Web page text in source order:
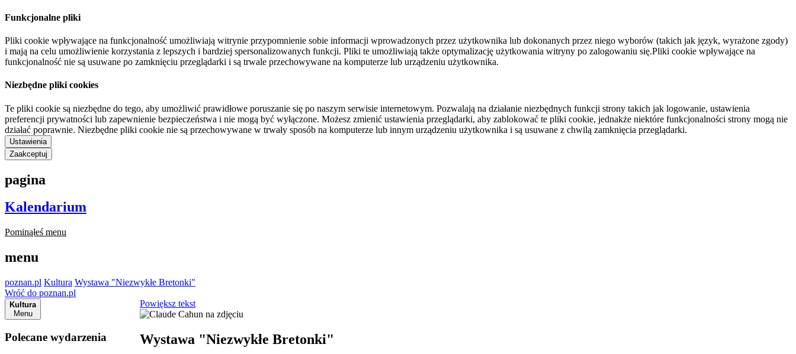
Funkcjonalne pliki
Pliki cookie wpływające na funkcjonalność umożliwiają witrynie przypomnienie sobie informacji wprowadzonych przez użytkownika lub dokonanych przez niego wyborów (takich jak język, wyrażone zgody)
i mają na celu umożliwienie korzystania z lepszych i bardziej spersonalizowanych funkcji. Pliki te umożliwiają także optymalizację użytkowania witryny po zalogowaniu się.Pliki cookie wpływające na
funkcjonalność nie są usuwane po zamknięciu przeglądarki i są trwale przechowywane na komputerze lub urządzeniu użytkownika.
Niezbędne pliki cookies
Te pliki cookie są niezbędne do tego, aby umożliwić prawidłowe poruszanie się po naszym serwisie internetowym. Pozwalają na działanie niezbędnych funkcji strony takich jak logowanie, ustawienia
preferencji prywatności lub zapewnienie bezpieczeństwa i nie mogą być wyłączone. Możesz zmienić ustawienia przeglądarki, aby zablokować te pliki cookie, jednakże niektóre funkcjonalności strony mogą nie
działać poprawnie. Niezbędne pliki cookie nie są przechowywane w trwały sposób na komputerze lub innym urządzeniu użytkownika i są usuwane z chwilą zamknięcia przeglądarki.
Ustawienia
Zaakceptuj
pagina
Kalendarium
Pominąłeś menu
menu
poznan.pl Kultura Wystawa "Niezwykłe Bretonki"
Wróć do poznan.pl
Kultura
Menu
Polecane wydarzenia
Powiększ tekst
Wystawa "Niezwykłe Bretonki"